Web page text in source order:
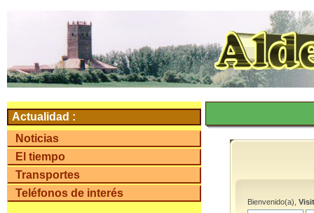
Actualidad :
Noticias
El tiempo
Transportes
Teléfonos de interés
Bienvenido(a),